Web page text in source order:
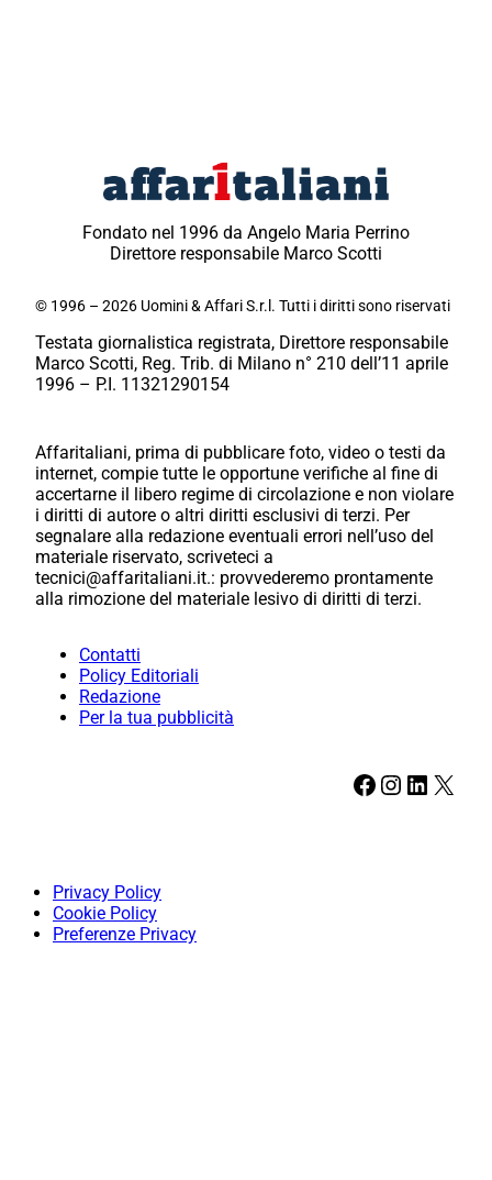
Fondato nel 1996 da Angelo Maria Perrino
Direttore responsabile Marco Scotti
© 1996 – 2026 Uomini & Affari S.r.l. Tutti i diritti sono riservati
Testata giornalistica registrata, Direttore responsabile
Marco Scotti, Reg. Trib. di Milano n° 210 dell’11 aprile
1996 – P.I. 11321290154
Affaritaliani, prima di pubblicare foto, video o testi da
internet, compie tutte le opportune verifiche al fine di
accertarne il libero regime di circolazione e non violare
i diritti di autore o altri diritti esclusivi di terzi. Per
segnalare alla redazione eventuali errori nell’uso del
materiale riservato, scriveteci a
tecnici@affaritaliani.it.: provvederemo prontamente
alla rimozione del materiale lesivo di diritti di terzi.
Contatti
Policy Editoriali
Redazione
Per la tua pubblicità
Facebook Instagram LinkedIn X
Privacy Policy
Cookie Policy
Preferenze Privacy